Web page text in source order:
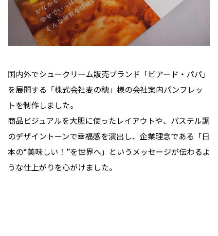
国内外でシュークリーム販売ブランド「ビアード・パパ」
を展開する「株式会社麦の穂」様の会社案内パンフレッ
トを制作しました。
商品ビジュアルを大胆に使ったレイアウトや、パステル調
のデザイントーンで幸福感を演出し、企業理念である「日
本の“美味しい！”を世界へ」というメッセージが伝わるよ
うな仕上がりを心がけました。